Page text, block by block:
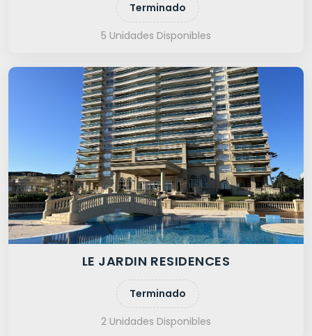
Terminado
5 Unidades Disponibles
LE JARDIN RESIDENCES
Terminado
2 Unidades Disponibles